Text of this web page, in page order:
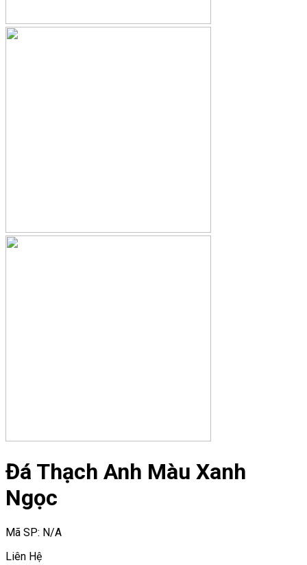
Đá Thạch Anh Màu Xanh
Ngọc
Mã SP: N/A
Liên Hệ